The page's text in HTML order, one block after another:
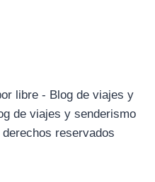
libre - Blog de viajes y
de viajes y senderismo
derechos reservados